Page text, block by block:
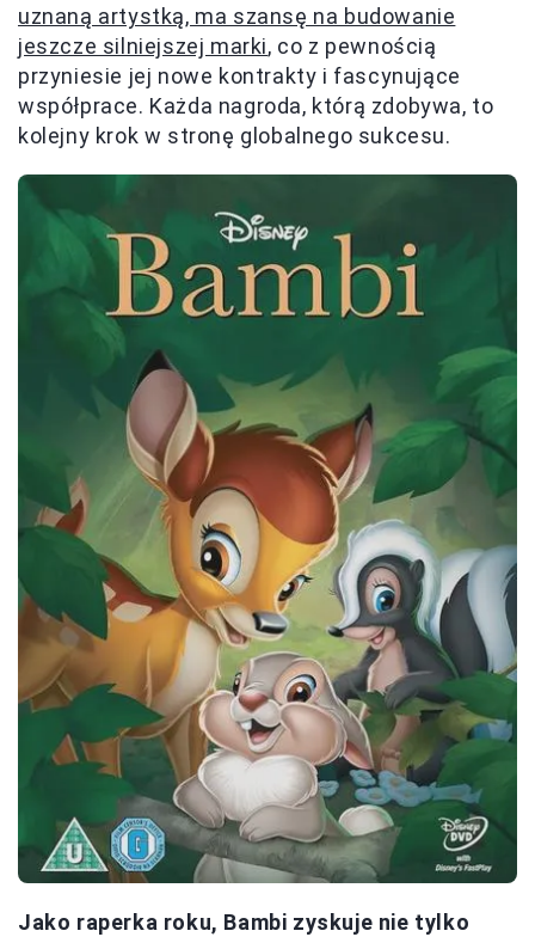
uznaną artystką, ma szansę na budowanie
jeszcze silniejszej marki, co z pewnością
przyniesie jej nowe kontrakty i fascynujące
współprace. Każda nagroda, którą zdobywa, to
kolejny krok w stronę globalnego sukcesu.
Jako raperka roku, Bambi zyskuje nie tylko